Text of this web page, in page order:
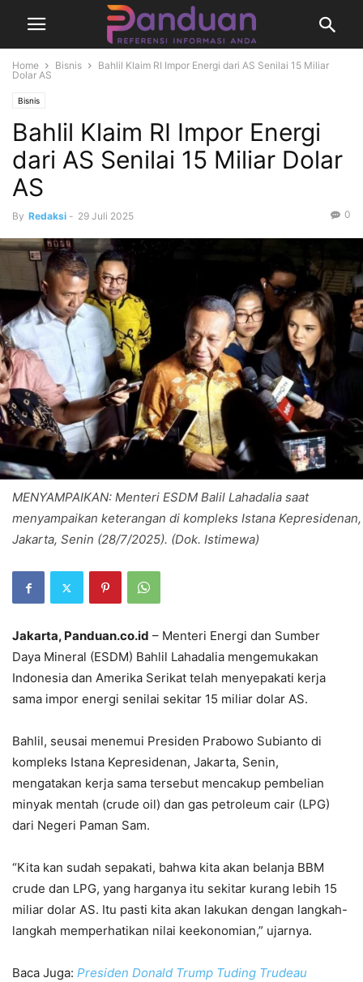
Home Bisnis
Bahlil Klaim RI Impor Energi dari AS Senilai 15 Miliar
Dolar AS
Bisnis
Bahlil Klaim RI Impor Energi
dari AS Senilai 15 Miliar Dolar
AS
By Redaksi - 29 Juli 2025 0
MENYAMPAIKAN: Menteri ESDM Balil Lahadalia saat
menyampaikan keterangan di kompleks Istana Kepresidenan,
Jakarta, Senin (28/7/2025). (Dok. Istimewa)
Jakarta, Panduan.co.id – Menteri Energi dan Sumber
Daya Mineral (ESDM) Bahlil Lahadalia mengemukakan
Indonesia dan Amerika Serikat telah menyepakati kerja
sama impor energi senilai sekitar 15 miliar dolar AS.
Bahlil, seusai menemui Presiden Prabowo Subianto di
kompleks Istana Kepresidenan, Jakarta, Senin,
mengatakan kerja sama tersebut mencakup pembelian
minyak mentah (crude oil) dan gas petroleum cair (LPG)
dari Negeri Paman Sam.
“Kita kan sudah sepakati, bahwa kita akan belanja BBM
crude dan LPG, yang harganya itu sekitar kurang lebih 15
miliar dolar AS. Itu pasti kita akan lakukan dengan langkah-
langkah memperhatikan nilai keekonomian,” ujarnya.
Baca Juga: Presiden Donald Trump Tuding Trudeau